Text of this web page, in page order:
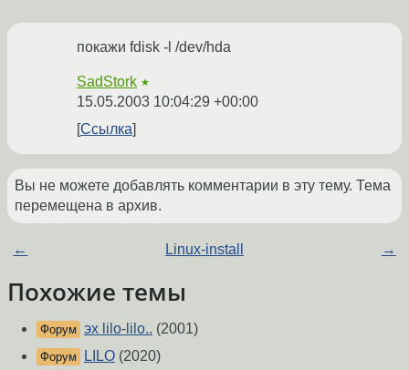
покажи fdisk -l /dev/hda
SadStork ★
15.05.2003 10:04:29 +00:00
Ссылка
Вы не можете добавлять комментарии в эту тему. Тема
перемещена в архив.
← Linux-install →
Похожие темы
Форум эх lilo-lilo.. (2001)
Форум LILO (2020)